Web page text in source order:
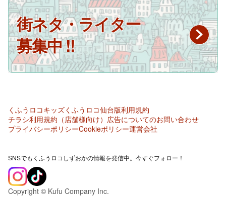
街ネタ・ライター
募集中 !!
くふうロコキッズくふうロコ仙台版利用規約
チラシ利用規約（店舗様向け） 広告についてのお問い合わせ
プライバシーポリシーCookieポリシー運営会社
SNSでもくふうロコしずおかの情報を発信中。今すぐフォロー！
Copyright © Kufu Company Inc.